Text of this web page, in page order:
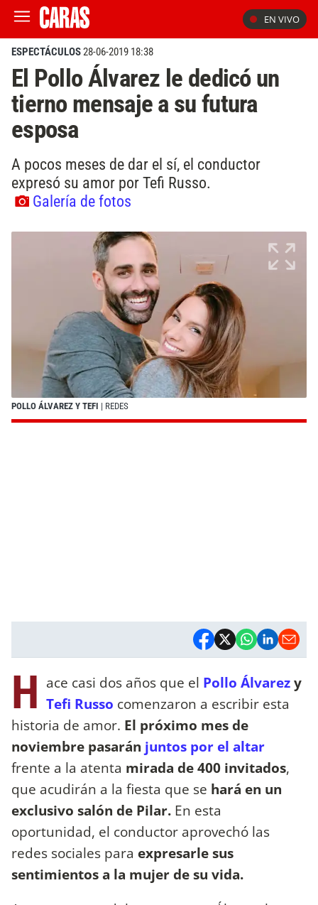
EN VIVO
ESPECTÁCULOS28-06-2019 18:38
El Pollo Álvarez le dedicó un
tierno mensaje a su futura
esposa
A pocos meses de dar el sí, el conductor
expresó su amor por Tefi Russo.
Galería de fotos
POLLO ÁLVAREZ Y TEFI | REDES
H ace casi dos años que el Pollo Álvarezy
Tefi Russo comenzaron a escribir esta
historia de amor. El próximo mes de
noviembre pasarán juntos por el altar
frente a la atenta mirada de 400 invitados,
que acudirán a la fiesta que se hará en un
exclusivo salón de Pilar. En esta
oportunidad, el conductor aprovechó las
redes sociales para expresarle sus
sentimientos a la mujer de su vida.